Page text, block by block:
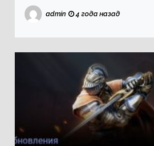
admin 4 года назад